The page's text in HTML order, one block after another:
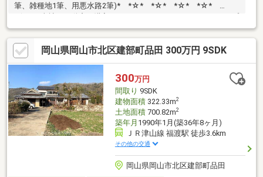
筆、雑種地1筆、用悪水路2筆)* *☆* *☆* *☆* *☆*
でサポートいたします。高い技術力とデザイン力で失敗しないリ
フォームを実現。中古物件をリノベ・リフォームで蘇らせます。
物件購入費用とリノベ工事費用を一緒にローンで組む提案も可能
です。3Dモデリングでリフォームの完成予想図を立体的に表現。
購入・買い替え・購入+リノベーションなど、お気軽にご相談く
ださい！お問い合わせは【086-250-9005】または資料請求・来場
予約ボタンから。
岡山県岡山市北区建部町品田 300万円 9SDK
300万円
間取り 9SDK
建物面積322.33m2
土地面積700.82m2
築年月 1990年1月(築36年8ヶ月)
ＪＲ津山線 福渡駅 徒歩3.6km
その他の交通
岡山県岡山市北区建部町品田